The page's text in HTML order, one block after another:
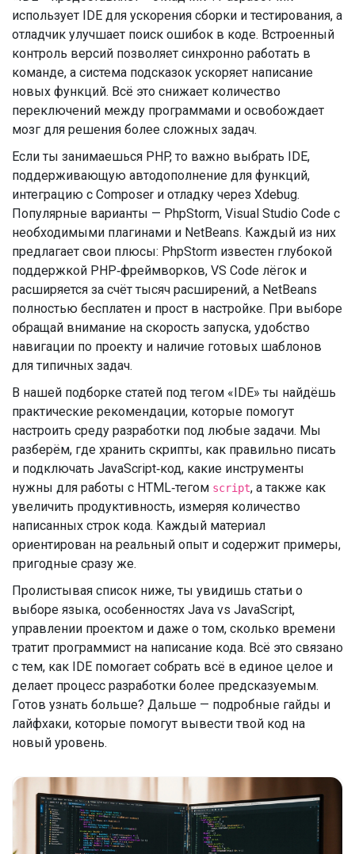
использует IDE для ускорения сборки и тестирования, а
отладчик улучшает поиск ошибок в коде. Встроенный
контроль версий позволяет синхронно работать в
команде, а система подсказок ускоряет написание
новых функций. Всё это снижает количество
переключений между программами и освобождает
мозг для решения более сложных задач.
Если ты занимаешься PHP, то важно выбрать IDE,
поддерживающую автодополнение для функций,
интеграцию с Composer и отладку через Xdebug.
Популярные варианты — PhpStorm, Visual Studio Code с
необходимыми плагинами и NetBeans. Каждый из них
предлагает свои плюсы: PhpStorm известен глубокой
поддержкой PHP‑фреймворков, VS Code лёгок и
расширяется за счёт тысяч расширений, а NetBeans
полностью бесплатен и прост в настройке. При выборе
обращай внимание на скорость запуска, удобство
навигации по проекту и наличие готовых шаблонов
для типичных задач.
В нашей подборке статей под тегом «IDE» ты найдёшь
практические рекомендации, которые помогут
настроить среду разработки под любые задачи. Мы
разберём, где хранить скрипты, как правильно писать
и подключать JavaScript‑код, какие инструменты
нужны для работы с HTML‑тегом script, а также как
увеличить продуктивность, измеряя количество
написанных строк кода. Каждый материал
ориентирован на реальный опыт и содержит примеры,
пригодные сразу же.
Пролистывая список ниже, ты увидишь статьи о
выборе языка, особенностях Java vs JavaScript,
управлении проектом и даже о том, сколько времени
тратит программист на написание кода. Всё это связано
с тем, как IDE помогает собрать всё в единое целое и
делает процесс разработки более предсказуемым.
Готов узнать больше? Дальше — подробные гайды и
лайфхаки, которые помогут вывести твой код на
новый уровень.